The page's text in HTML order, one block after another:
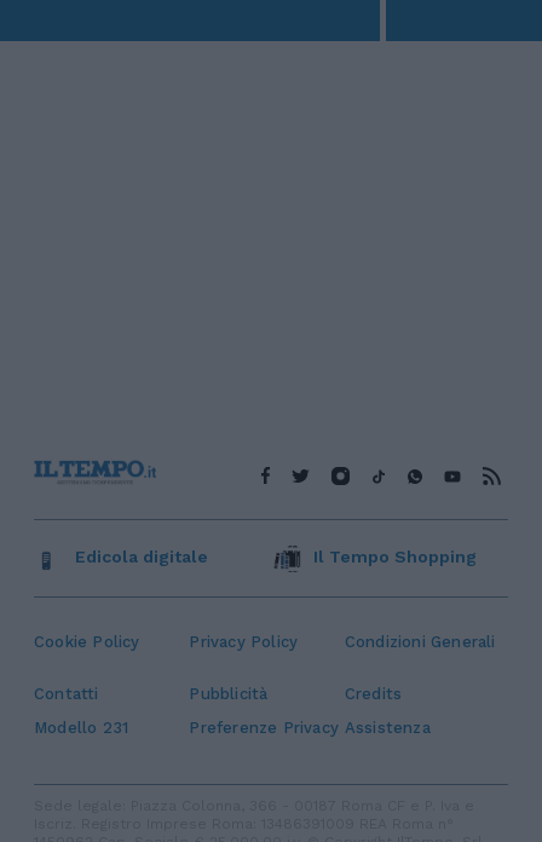
Cookie Policy Privacy Policy Condizioni Generali
Contatti Pubblicità
Credits
Modello 231
Preferenze Privacy Assistenza
Edicola digitale Il Tempo Shopping